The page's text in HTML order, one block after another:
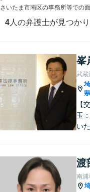
さいたま市南区の事務所等での
4 人の弁護士が見つか
峯
武蔵
【
玉
い
者
わ
渡
南浦